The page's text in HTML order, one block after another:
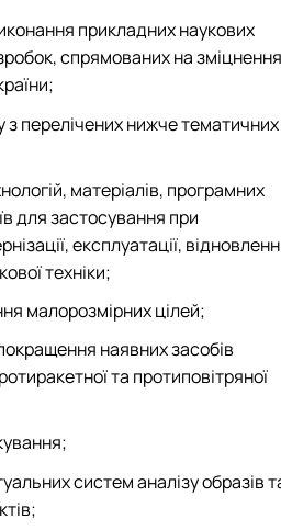
прикладних наукових
спрямованих на зміцнення
з перелічених нижче тематичних
матеріалів, програмних
для застосування при
експлуатації,
техніки;
малорозмірних цілей;
наявних засобів
та протиповітряної
систем аналізу образів